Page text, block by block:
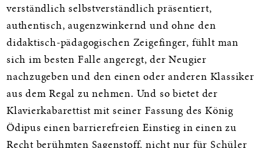
verständlich selbstverständlich präsentiert,
authentisch, augenzwinkernd und ohne den
didaktisch-pädagogischen Zeigefinger, fühlt man
sich im besten Falle angeregt, der Neugier
nachzugeben und den einen oder anderen Klassiker
aus dem Regal zu nehmen. Und so bietet der
Klavierkabarettist mit seiner Fassung des König
Ödipus einen barrierefreien Einstieg in einen zu
Recht berühmten Sagenstoff, nicht nur für Schüler